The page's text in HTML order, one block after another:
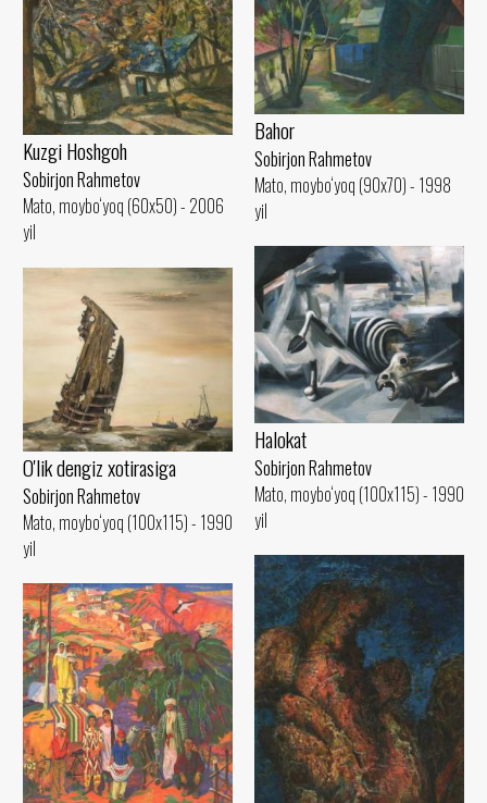
Bahor
Sobirjon Rahmetov
Mato, moybo‘yoq (90x70) - 1998
yil
Kuzgi Hoshgoh
Sobirjon Rahmetov
Mato, moybo‘yoq (60x50) - 2006
yil
Halokat
Sobirjon Rahmetov
Mato, moybo‘yoq (100x115) - 1990
yil
O'lik dengiz xotirasiga
Sobirjon Rahmetov
Mato, moybo‘yoq (100x115) - 1990
yil